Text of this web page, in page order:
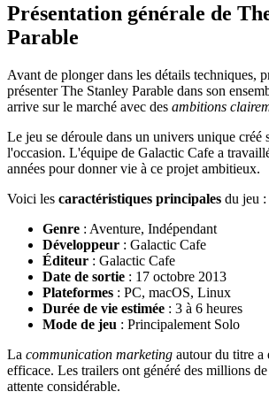
Présentation générale de
Parable
Avant de plonger dans les détails techniques,
présenter The Stanley Parable dans son
arrive sur le marché avec des ambitions
Le jeu se déroule dans un univers unique créé
l'occasion. L'équipe de Galactic Cafe a
années pour donner vie à ce projet ambitieux.
Voici les caractéristiques principales du jeu :
Genre : Aventure, Indépendant
Développeur : Galactic Cafe
Éditeur : Galactic Cafe
Date de sortie : 17 octobre 2013
Plateformes : PC, macOS, Linux
Durée de vie estimée : 3 à 6 heures
Mode de jeu : Principalement Solo
La communication marketing autour du titre a
efficace. Les trailers ont généré des millions
attente considérable.